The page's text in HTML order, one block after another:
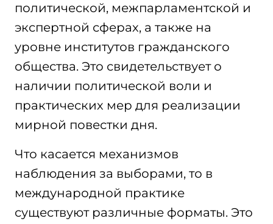
политической, межпарламентской и
экспертной сферах, а также на
уровне институтов гражданского
общества. Это свидетельствует о
наличии политической воли и
практических мер для реализации
мирной повестки дня.
Что касается механизмов
наблюдения за выборами, то в
международной практике
существуют различные форматы. Это